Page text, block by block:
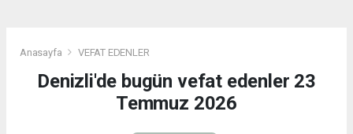
Anasayfa VEFAT EDENLER
Denizli'de bugün vefat edenler 23
Temmuz 2026